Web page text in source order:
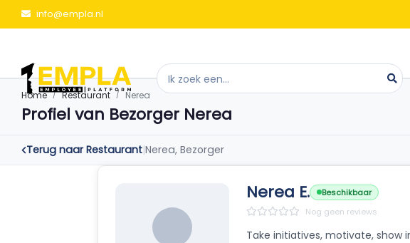
info@empla.nl
Home Restaurant Nerea
Profiel van Bezorger Nerea
Terug naar Restaurant|Nerea, Bezorger
Nerea E.
Beschikbaar
Nog geen reviews
Take initiatives, motivate, show